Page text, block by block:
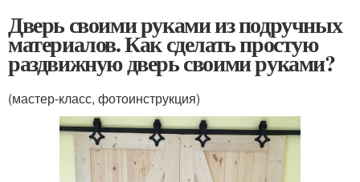
Дверь своими руками из подручных
материалов. Как сделать простую
раздвижную дверь своими руками?
(мастер-класс, фотоинструкция)